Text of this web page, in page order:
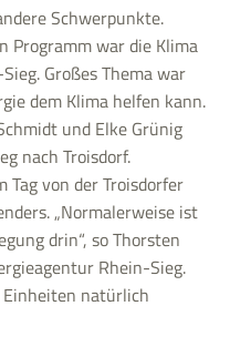
Schwerpunkte.
Programm war die Klima
Großes Thema war
dem Klima helfen kann.
und Elke Grünig
nach Troisdorf.
von der Troisdorfer
„Normalerweise ist
drin“, so Thorsten
Rhein-Sieg.
Einheiten natürlich